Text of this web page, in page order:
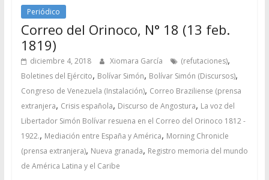
Periódico
Correo del Orinoco, N° 18 (13 feb.
1819)
diciembre 4, 2018 Xiomara García (refutaciones),
Boletines del Ejército, Bolívar Simón, Bolívar Simón (Discursos),
Congreso de Venezuela (Instalación), Correo Braziliense (prensa
extranjera, Crisis española, Discurso de Angostura, La voz del
Libertador Simón Bolívar resuena en el Correo del Orinoco 1812 -
1922., Mediación entre España y América, Morning Chronicle
(prensa extranjera), Nueva granada, Registro memoria del mundo
de América Latina y el Caribe